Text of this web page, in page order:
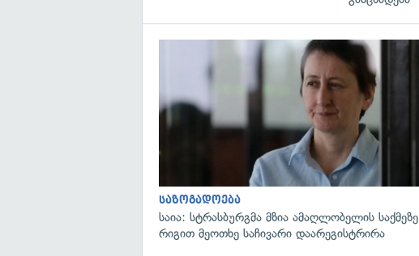
საზოგადოება
საია: სტრასბურგმა მზია ამაღლობელის საქმეზე
რიგით მეოთხე საჩივარი დაარეგისტრირა